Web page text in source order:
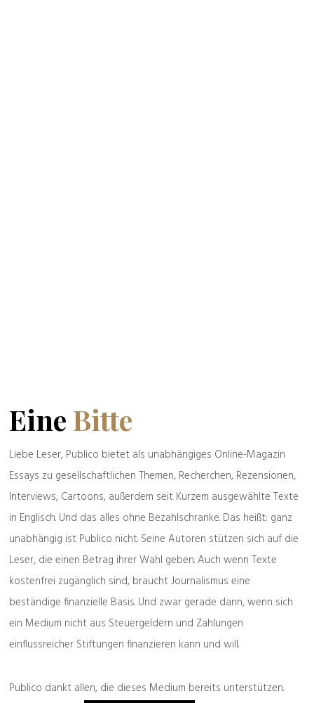
Politik & Gesellschaft
Das Land von Karl
Honecker und
Abdul
Polizeibekannt
Verachtung nach unten
Eine Bitte
Liebe Leser, Publico bietet als unabhängiges Online-Magazin
Essays zu gesellschaftlichen Themen, Recherchen, Rezensionen,
Interviews, Cartoons, außerdem seit Kurzem ausgewählte Texte
in Englisch. Und das alles ohne Bezahlschranke. Das heißt: ganz
unabhängig ist Publico nicht. Seine Autoren stützen sich auf die
Leser, die einen Betrag ihrer Wahl geben. Auch wenn Texte
kostenfrei zugänglich sind, braucht Journalismus eine
beständige finanzielle Basis. Und zwar gerade dann, wenn sich
ein Medium nicht aus Steuergeldern und Zahlungen
einflussreicher Stiftungen finanzieren kann und will.
Publico dankt allen, die dieses Medium bereits unterstützen.